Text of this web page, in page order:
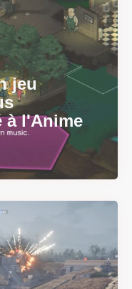
jeu
à l'Anime